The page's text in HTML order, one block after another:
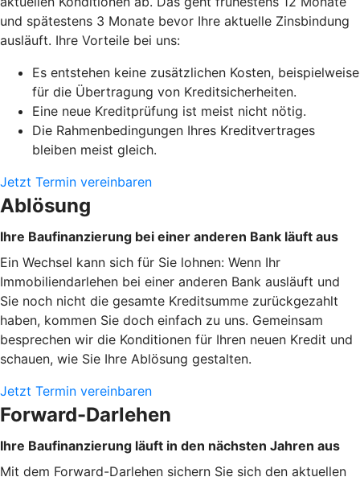
und spätestens 3 Monate bevor Ihre aktuelle Zinsbindung
ausläuft. Ihre Vorteile bei uns:
Es entstehen keine zusätzlichen Kosten, beispielweise
für die Übertragung von Kreditsicherheiten.
Eine neue Kreditprüfung ist meist nicht nötig.
Die Rahmenbedingungen Ihres Kreditvertrages
bleiben meist gleich.
Jetzt Termin vereinbaren
Ablösung
Ihre Baufinanzierung bei einer anderen Bank läuft aus
Ein Wechsel kann sich für Sie lohnen: Wenn Ihr
Immobiliendarlehen bei einer anderen Bank ausläuft und
Sie noch nicht die gesamte Kreditsumme zurückgezahlt
haben, kommen Sie doch einfach zu uns. Gemeinsam
besprechen wir die Konditionen für Ihren neuen Kredit und
schauen, wie Sie Ihre Ablösung gestalten.
Jetzt Termin vereinbaren
Forward-Darlehen
Ihre Baufinanzierung läuft in den nächsten Jahren aus
Mit dem Forward-Darlehen sichern Sie sich den aktuellen